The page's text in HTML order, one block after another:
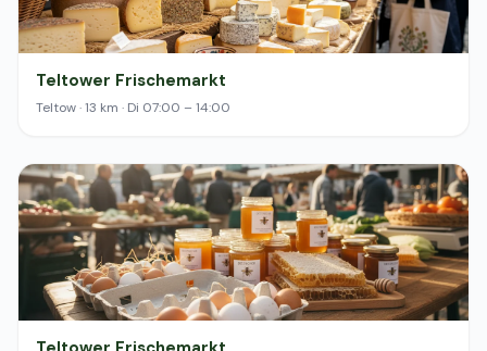
Teltower Frischemarkt
Teltow · 13 km · Di 07:00 – 14:00